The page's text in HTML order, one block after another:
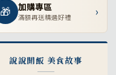
🎁 加購專區
滿額再送精選好禮 ›
說說開飯 美食故事